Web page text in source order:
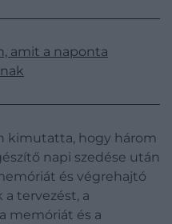
amit a naponta
kimutatta, hogy három
napi szedése után
és végrehajtó
tervezést, a
memóriát és a